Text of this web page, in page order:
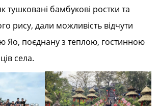
тушковані бамбукові ростки та
рису, дали можливість відчути
Яо, поєднану з теплою, гостинною
села.